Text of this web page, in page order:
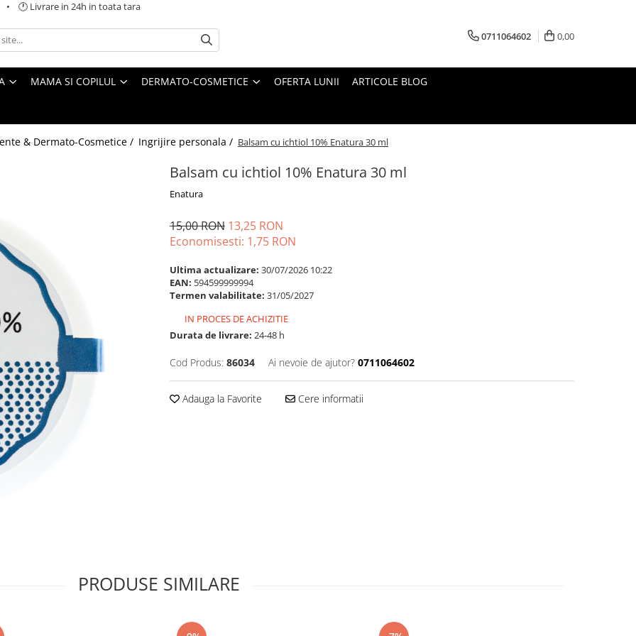
• 🕐 Livrare in 24h in toata tara
0711064602 0,00
MAMA SI COPILUL DERMATO-COSMETICE OFERTA LUNII ARTICOLE BLOG
& Dermato-Cosmetice / Ingrijire personala / Balsam cu ichtiol 10% Enatura 30 ml
Balsam cu ichtiol 10% Enatura 30 ml
Enatura
15,00 RON 13,25 RON
Economisesti: 1,75 RON
Ultima actualizare: 30/07/2026 10:22
EAN: 594599999994
Termen valabilitate: 31/05/2027
IN PROCES DE ACHIZITIE
Durata de livrare: 24-48 h
Cod Produs: 86034 Ai nevoie de ajutor? 0711064602
Adauga la Favorite Cere informatii
PRODUSE SIMILARE